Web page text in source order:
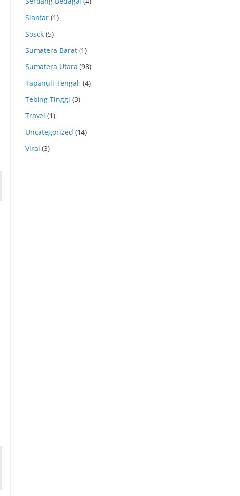
Siantar (1)
Sosok (5)
Sumatera Barat (1)
Sumatera Utara (98)
Tapanuli Tengah (4)
Tebing Tinggi (3)
Travel (1)
Uncategorized (14)
Viral (3)